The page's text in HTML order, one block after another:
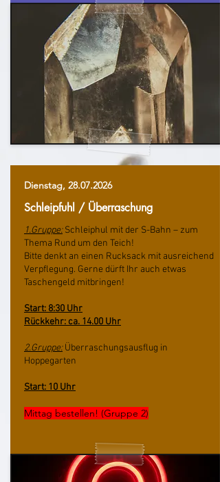
Dienstag, 28.07.2026
Schleipfuhl / Überraschung
1.Gruppe:Schleiphul mit der S-Bahn – zum
Thema Rund um den Teich!
Bitte denkt an einen Rucksack mit ausreichend
Verpflegung. Gerne dürft Ihr auch etwas
Taschengeld mitbringen!
Start: 8:30 Uhr
Rückkehr: ca. 14.00 Uhr
2.Gruppe:Überraschungsausflug in
Hoppegarten
Start: 10 Uhr
Mittag bestellen! (Gruppe 2)